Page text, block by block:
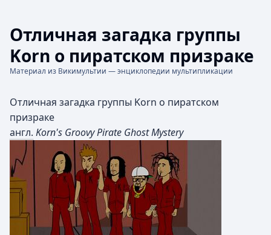
Отличная загадка группы
Korn о пиратском призраке
Материал из Викимультии — энциклопедии мультипликации
Отличная загадка группы Korn о пиратском
призраке
англ. Korn's Groovy Pirate Ghost Mystery